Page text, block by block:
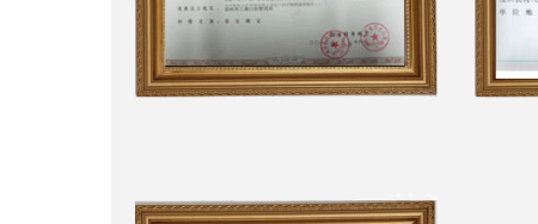
Certificado de registro Tasa